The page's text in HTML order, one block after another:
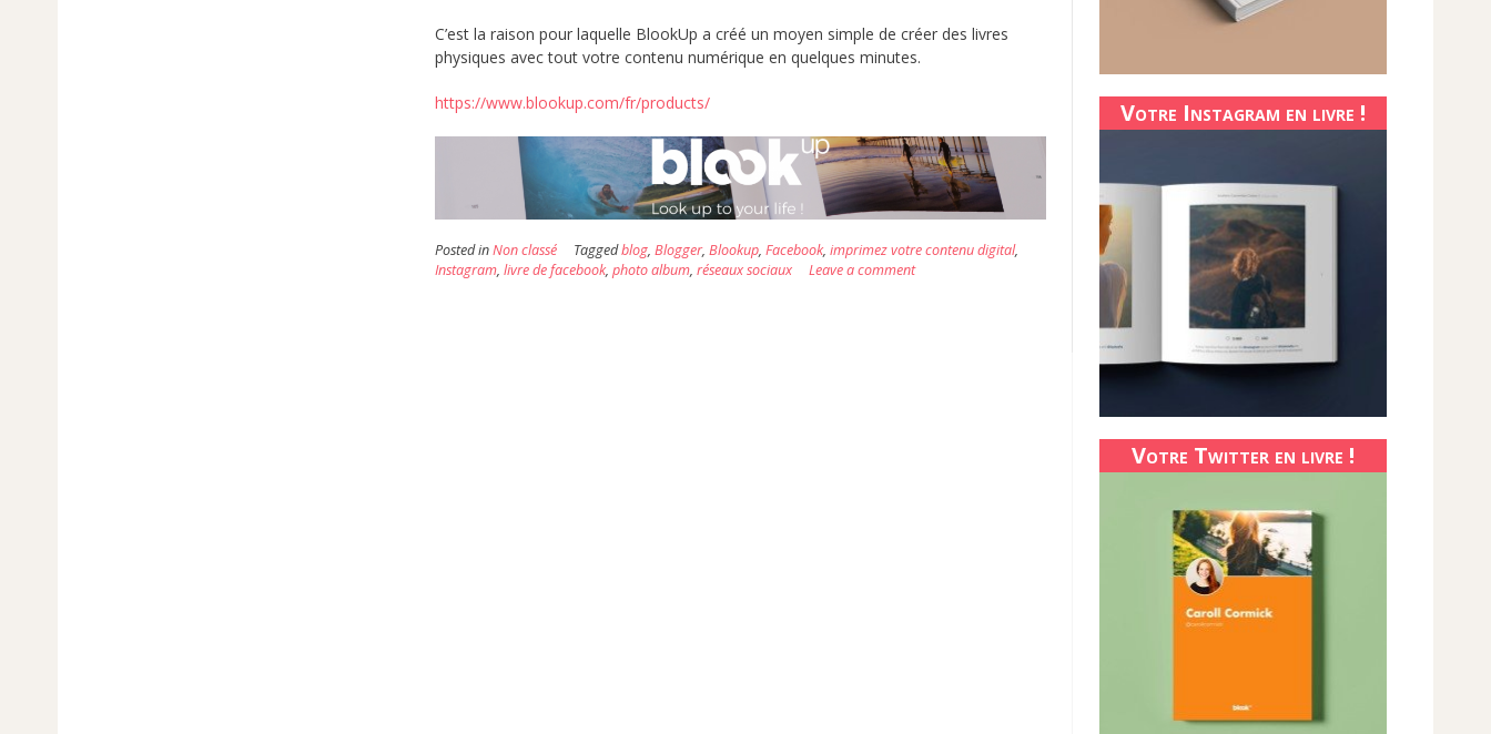
C’est la raison pour laquelle BlookUp a créé un moyen simple de créer des livres
physiques avec tout votre contenu numérique en quelques minutes.
https://www.blookup.com/fr/products/
Posted inNon classé Taggedblog,Blogger,Blookup,Facebook,imprimez votre contenu digital,
Instagram,livre de facebook,photo album,réseaux sociaux Leave a comment
Votre Instagram en livre !
Votre Twitter en livre !